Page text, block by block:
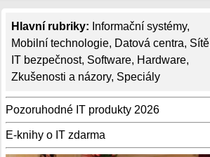
Hlavní rubriky: Informační systémy,
Mobilní technologie, Datová centra, Sítě
IT bezpečnost, Software, Hardware,
Zkušenosti a názory, Speciály
Pozoruhodné IT produkty 2026
E-knihy o IT zdarma